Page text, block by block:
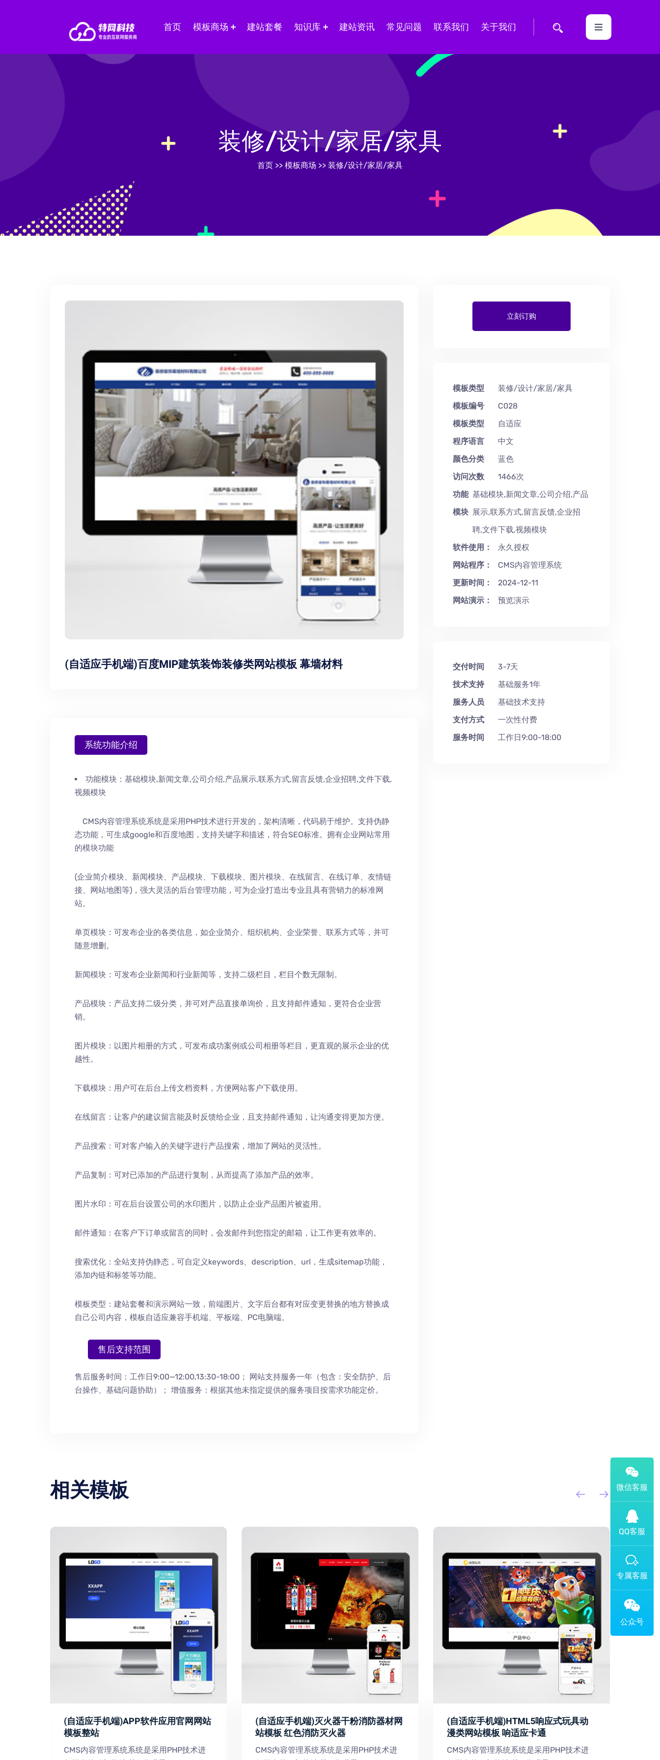
首页 模板商场 建站套餐 知识库 建站资讯 常见问题 联系我们 关于我们
装修/设计/家居/家具
首页 >> 模板商场 >> 装修/设计/家居/家具
(自适应手机端)百度MIP建筑装饰装修类网站模板 幕墙材料
系统功能介绍
功能模块： 基础模块,新闻文章,公司介绍,产品展示,联系方式,留言反馈,企业招聘,文件下载,
视频模块
CMS内容管理系统系统是采用PHP技术进行开发的，架构清晰，代码易于维护。支持伪静
态功能，可生成google和百度地图，支持关键字和描述，符合SEO标准。拥有企业网站常用
的模块功能
(企业简介模块、新闻模块、产品模块、下载模块、图片模块、在线留言、在线订单、友情链
接、网站地图等)，强大灵活的后台管理功能，可为企业打造出专业且具有营销力的标准网
站。
单页模块：可发布企业的各类信息，如企业简介、组织机构、企业荣誉、联系方式等，并可
随意增删。
新闻模块：可发布企业新闻和行业新闻等，支持二级栏目，栏目个数无限制。
产品模块：产品支持二级分类，并可对产品直接单询价，且支持邮件通知，更符合企业营
销。
图片模块：以图片相册的方式，可发布成功案例或公司相册等栏目，更直观的展示企业的优
越性。
下载模块：用户可在后台上传文档资料，方便网站客户下载使用。
在线留言：让客户的建议留言能及时反馈给企业，且支持邮件通知，让沟通变得更加方便。
产品搜索：可对客户输入的关键字进行产品搜索，增加了网站的灵活性。
产品复制：可对已添加的产品进行复制，从而提高了添加产品的效率。
图片水印：可在后台设置公司的水印图片，以防止企业产品图片被盗用。
邮件通知：在客户下订单或留言的同时，会发邮件到您指定的邮箱，让工作更有效率的。
搜索优化：全站支持伪静态，可自定义keywords、description、url，生成sitemap功能，
添加内链和标签等功能。
模板类型：建站套餐和演示网站一致，前端图片、文字后台都有对应变更替换的地方替换成
自己公司内容，模板自适应兼容手机端、平板端、PC电脑端。
售后支持范围
售后服务时间：工作日9:00—12:00,13:30-18:00； 网站支持服务一年（包含：安全防护、
后
台操作、 基础问题协助） ； 增值服务：根据其他未指定提供的服务项目按需求功能定价。
立刻订购
模板类型
装修/设计/家居/家具
模板编号
C028
模板类型
自适应
程序语言
中文
颜色分类
蓝色
访问次数
1466次
功能
模块
基础模块,新闻文章,公司介绍,产品
展示,联系方式,留言反馈,企业招
聘,文件下载,视频模块
软件使用：
永久授权
网站程序：
CMS内容管理系统
更新时间：
2024-12-11
网站演示：
预览演示
交付时间
3-7天
技术支持
基础服务1年
服务人员
基础技术支持
支付方式
一次性付费
服务时间
工作日9:00-18:00
相关模板
(自适应手机端)APP软件应用官网网站
模板整站
CMS内容管理系统系统是采用PHP技术进
(自适应手机端)灭火器干粉消防器材网
站模板 红色消防灭火器
CMS内容管理系统系统是采用PHP技术进
(自适应手机端)HTML5响应式玩具动
漫类网站模板 响适应卡通
CMS内容管理系统系统是采用PHP技术进